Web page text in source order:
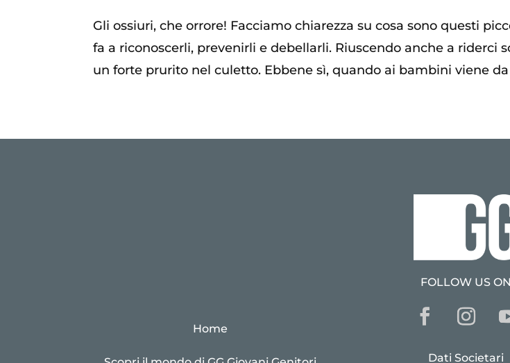
Gli ossiuri, che orrore! Facciamo chiarezza su cosa sono questi
fa a riconoscerli, prevenirli e debellarli. Riuscendo anche a riderci
un forte prurito nel culetto. Ebbene sì, quando ai bambini viene
Home
FOLLOW US ON
Dati Societari